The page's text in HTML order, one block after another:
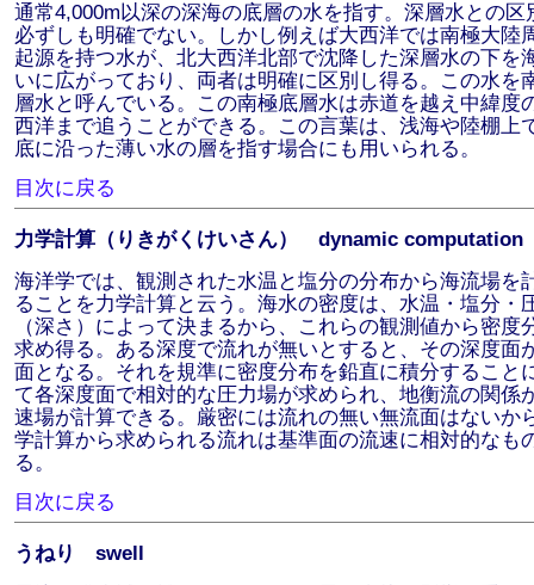
通常4,000m以深の深海の底層の水を指す。深層水との区
必ずしも明確でない。しかし例えば大西洋では南極大陸
起源を持つ水が、北大西洋北部で沈降した深層水の下を
いに広がっており、両者は明確に区別し得る。この水を
層水と呼んでいる。この南極底層水は赤道を越え中緯度
西洋まで追うことができる。この言葉は、浅海や陸棚上
底に沿った薄い水の層を指す場合にも用いられる。
目次に戻る
力学計算（りきがくけいさん） dynamic computation
海洋学では、観測された水温と塩分の分布から海流場を
ることを力学計算と云う。海水の密度は、水温・塩分・
（深さ）によって決まるから、これらの観測値から密度
求め得る。ある深度で流れが無いとすると、その深度面
面となる。それを規準に密度分布を鉛直に積分すること
て各深度面で相対的な圧力場が求められ、地衡流の関係
速場が計算できる。厳密には流れの無い無流面はないか
学計算から求められる流れは基準面の流速に相対的なも
る。
目次に戻る
うねり swell